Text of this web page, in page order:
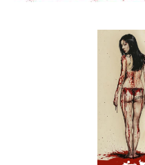
Bildergalerie überspringen